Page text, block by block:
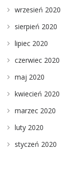
wrzesień 2020
sierpień 2020
lipiec 2020
czerwiec 2020
maj 2020
kwiecień 2020
marzec 2020
luty 2020
styczeń 2020